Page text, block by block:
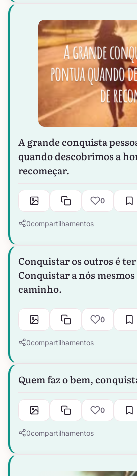
A grande conquista
quando descobrimos a
recomeçar.
0
0compartilhamentos
Conquistar os outros é
Conquistar a nós mesmos
caminho.
0
0compartilhamentos
Quem faz o bem,
0
0compartilhamentos